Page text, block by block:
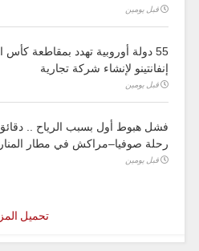
قبل يومين
55 دولة أوروبية تهدد بمقاطعة
إنفانتينو لإنشاء شركة تجارية
قبل يومين
فشل هبوط أول بسبب الرياح ..
رحلة صوفيا–مراكش في مطار
قبل يومين
تحميل